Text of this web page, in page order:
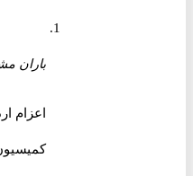
باران
اعزام
کمیسیون